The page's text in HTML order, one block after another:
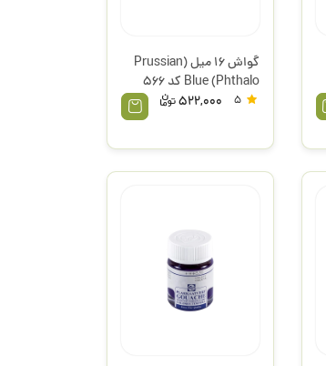
گواش 16 میل (Prussian
Blue (Phthalo کد 566
تالنز
5
522,000